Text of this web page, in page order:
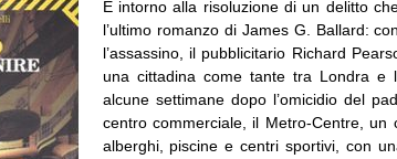
È intorno alla risoluzione di un delitto
l’ultimo romanzo di James G. Ballard:
l’assassino, il pubblicitario Richard
una cittadina come tante tra Londra e
alcune settimane dopo l’omicidio del
centro commerciale, il Metro-Centre, un
alberghi, piscine e centri sportivi, con